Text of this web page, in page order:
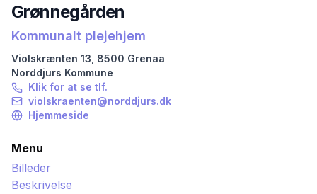
Grønnegården
Kommunalt plejehjem
Violskrænten 13 8500 Grenaa
Norddjurs Kommune
Klik for at se tlf.
violskraenten@norddjurs.dk
Hjemmeside
Menu
Billeder
Beskrivelse